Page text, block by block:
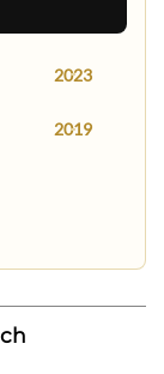
2023
2019